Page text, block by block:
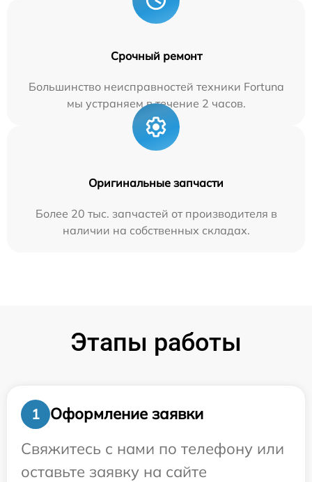
Срочный ремонт
Большинство неисправностей техники Fortuna
мы устраняем в течение 2 часов.
Оригинальные запчасти
Более 20 тыс. запчастей от производителя в
наличии на собственных складах.
Этапы работы
1
Оформление заявки
Свяжитесь с нами по телефону или
оставьте заявку на сайте